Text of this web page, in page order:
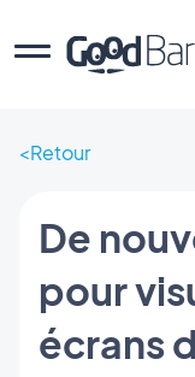
Retour
De
pour
écrans